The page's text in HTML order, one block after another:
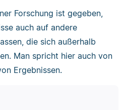
Forschung ist gegeben,
auch auf andere
die sich außerhalb
Man spricht hier auch von
Ergebnissen.